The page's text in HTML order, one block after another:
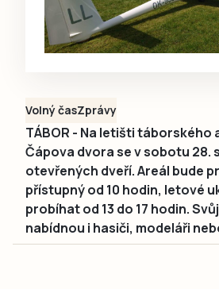
Volný časZprávy
TÁBOR - Na letišti táborského
Čápova dvora se v sobotu 28.
otevřených dveří. Areál bude
přístupný od 10 hodin, letové
probíhat od 13 do 17 hodin.
nabídnou i hasiči, modeláři